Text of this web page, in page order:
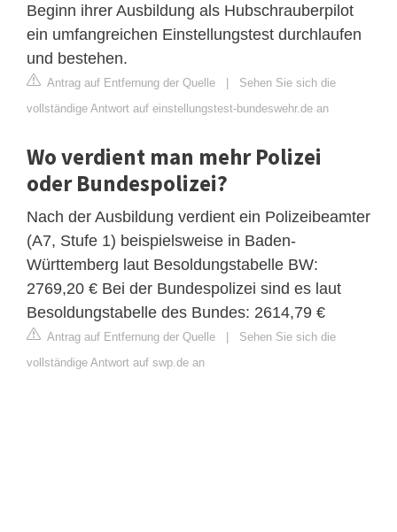
Beginn ihrer Ausbildung als Hubschrauberpilot
ein umfangreichen Einstellungstest durchlaufen
und bestehen.
Antrag auf Entfernung der Quelle | Sehen Sie sich die
vollständige Antwort auf einstellungstest-bundeswehr.de an
Wo verdient man mehr Polizei
oder Bundespolizei?
Nach der Ausbildung verdient ein Polizeibeamter
(A7, Stufe 1) beispielsweise in Baden-
Württemberg laut Besoldungstabelle BW:
2769,20 € Bei der Bundespolizei sind es laut
Besoldungstabelle des Bundes: 2614,79 €
Antrag auf Entfernung der Quelle | Sehen Sie sich die
vollständige Antwort auf swp.de an